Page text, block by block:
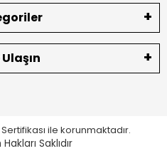
ile korunmaktadır.
Saklıdır